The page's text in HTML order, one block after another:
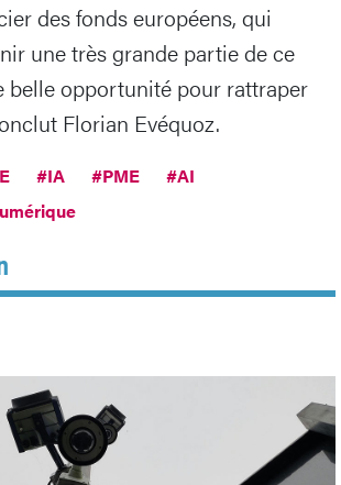
des fonds européens, qui
une très grande partie de ce
belle opportunité pour rattraper
Florian Evéquoz.
#IA #PME
#AI